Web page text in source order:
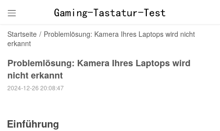

Startseite / Problemlösung: Kamera Ihres Laptops wird nicht
erkannt
Problemlösung: Kamera Ihres Laptops wird
nicht erkannt
2024-12-26 20:08:47
Einführung